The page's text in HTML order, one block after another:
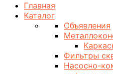
Главная
Каталог
Объявления
Фильтры
Насосно-